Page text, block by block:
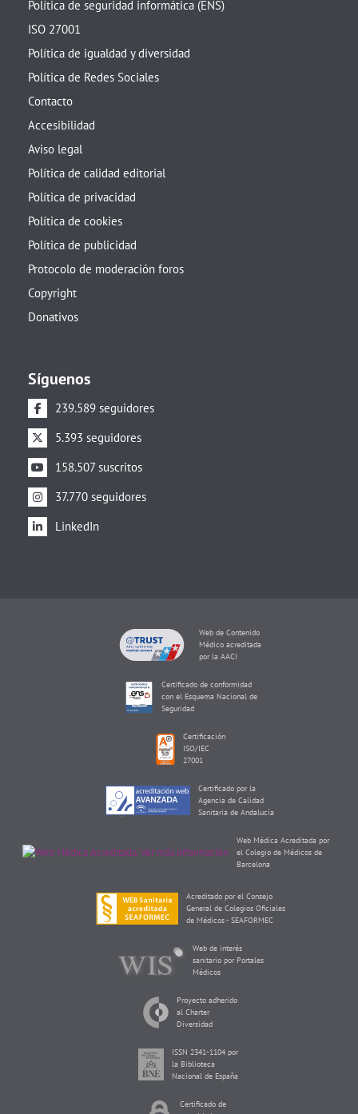
Política de seguridad informática (ENS)
ISO 27001
Política de igualdad y diversidad
Política de Redes Sociales
Contacto
Accesibilidad
Aviso legal
Política de calidad editorial
Política de privacidad
Política de cookies
Política de publicidad
Protocolo de moderación foros
Copyright
Donativos
Síguenos
239.589 seguidores
5.393 seguidores
158.507 suscritos
37.770 seguidores
LinkedIn
Web de Contenido
Médico acreditada
por la AACI
Certificado de conformidad
con el Esquema Nacional de
Seguridad
Certificación
ISO/IEC
27001
Certificado por la
Agencia de Calidad
Sanitaria de Andalucía
Web Médica Acreditada por
el Colegio de Médicos de
Barcelona
Acreditado por el Consejo
General de Colegios Oficiales
de Médicos - SEAFORMEC
Web de interés
sanitario por Portales
Médicos
Proyecto adherido
al Charter
Diversidad
ISSN 2341-1104 por
la Biblioteca
Nacional de España
Certificado de